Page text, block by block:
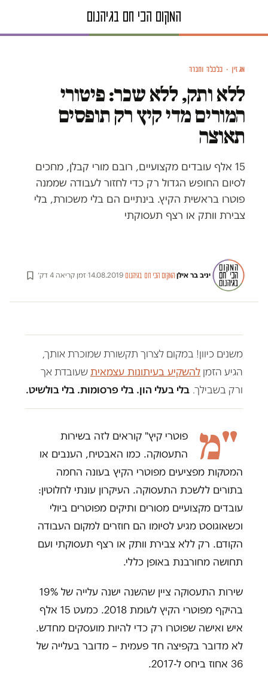
צילום: נתי שוחט, פלאש90
מגזין · כלכלה וחברה
ללא ותק, ללא שכר: פיטורי
המורים מדי קיץ רק תופסים
תאוצה
15 אלף עובדים מקצועיים, רובם מורי קבלן, מחכים
לסיום החופש הגדול רק כדי לחזור לעבודה שממנה
פוטרו בראשית הקיץ. בינתיים הם בלי משכורת, בלי
צבירת וותק או רצף תעסוקתי
יניב בר אילן·המקום הכי חם בגיהנום·
14.08.2019
·זמן קריאה 4 דק׳
משנים כיוון! במקום לצרוך תקשורת שמוכרת אותך,
הגיע הזמן להשקיע בעיתונות עצמאיתשעובדת אך
ורק בשבילך. בלי בעלי הון. בלי פרסומות. בלי בולשיט.
"מ
פוטרי קיץ" קוראים לזה בשירות
התעסוקה. כמו האבטיח, הענבים או
המטקות מפציעים מפוטרי הקיץ בעונה החמה
בתורים ללשכת התעסוקה. העיקרון עונתי לחלוטין:
עובדים מקצועיים מסורים ותיקים מפוטרים ביולי
וכשאוגוסט מגיע לסיומו הם חוזרים למקום העבודה
הקודם. רק ללא צבירת וותק או רצף תעסוקתי ועם
תחושה מחורבנת באופן כללי.
שירות התעסוקה ציין שהשנה ישנה עלייה של 19%
בהיקף מפוטרי הקיץ לעומת 2018. כמעט 15 אלף
איש ואישה שפוטרו רק כדי להיות מועסקים מחדש.
לא מדובר בקפיצה חד פעמית – מדובר בעלייה של
36 אחוז ביחס ל-2017.